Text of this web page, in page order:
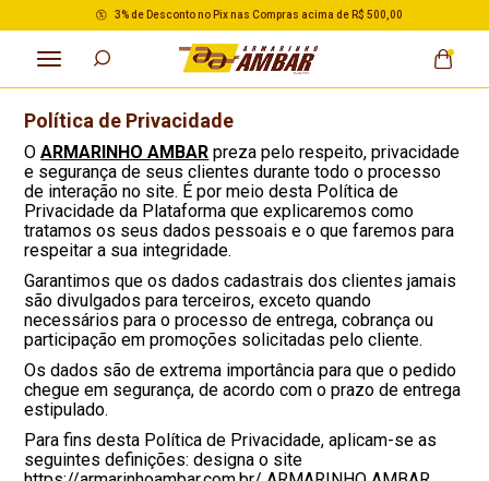
3% de Desconto no Pix nas Compras acima de R$ 500,00
Política de Privacidade
OARMARINHO AMBAR preza pelo respeito, privacidade
e segurança de seus clientes durante todo o processo
de interação no site. É por meio desta Política de
Privacidade da Plataforma que explicaremos como
tratamos os seus dados pessoais e o que faremos para
respeitar a sua integridade.
Garantimos que os dados cadastrais dos clientes jamais
são divulgados para terceiros, exceto quando
necessários para o processo de entrega, cobrança ou
participação em promoções solicitadas pelo cliente.
Os dados são de extrema importância para que o pedido
chegue em segurança, de acordo com o prazo de entrega
estipulado.
Para fins desta Política de Privacidade, aplicam-se as
seguintes definições: designa o site